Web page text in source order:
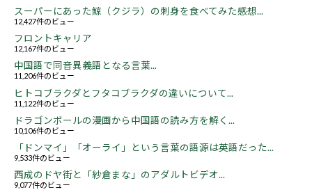
スーパーにあった鯨（クジラ）の刺身を食べてみた感想...
12,427件のビュー
フロントキャリア
12,167件のビュー
中国語で同音異義語となる言葉...
11,206件のビュー
ヒトコブラクダとフタコブラクダの違いについて...
11,122件のビュー
ドラゴンボールの漫画から中国語の読み方を解く...
10,106件のビュー
「ドンマイ」「オーライ」という言葉の語源は英語だった...
9,533件のビュー
西成のドヤ街と「紗倉まな」のアダルトビデオ...
9,077件のビュー